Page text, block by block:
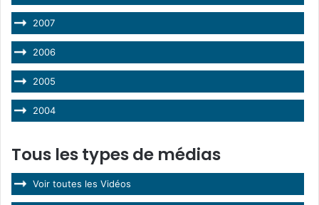
2007
2006
2005
2004
Tous les types de médias
Voir toutes les Vidéos